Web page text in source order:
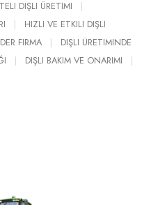
DIŞLI ÜRETIMI
|
|
HIZLI VE ETKILI DIŞLI
FIRMA |
DIŞLI ÜRETIMINDE
| DIŞLI BAKIM VE ONARIMI
|